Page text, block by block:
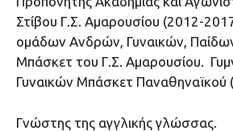
Στίβου Γ.Σ. Αμαρουσίου (2012-
ομάδων Ανδρών, Γυναικών,
Μπάσκετ του Γ.Σ. Αμαρουσίου.
Γυναικών Μπάσκετ
Γνώστης της αγγλικής γλώσσας.